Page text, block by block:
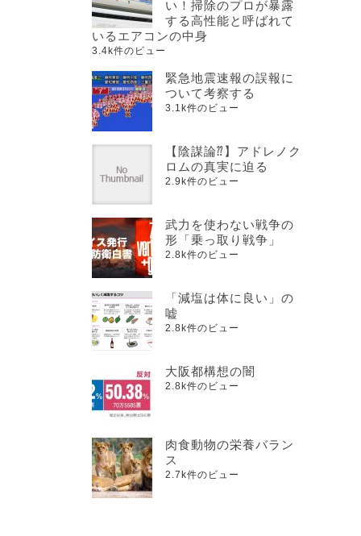
い！掃除のプロが暴露
する高性能と呼ばれて
いるエアコンの中身
3.4k件のビュー
緊急地震速報の誤報に
ついて考察する
3.1k件のビュー
【陰謀論⁇】アドレノク
ロムの真実に迫る
2.9k件のビュー
武力を使わない戦争の
形「乗っ取り戦争」
2.8k件のビュー
「減塩は体に良い」の
嘘
2.8k件のビュー
大阪都構想の闇
2.8k件のビュー
肉食動物の栄養バラン
ス
2.7k件のビュー